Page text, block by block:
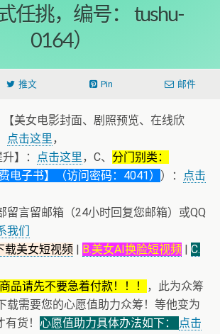
任挑，编号： tushu-
0164）
推文 Pin 邮件
【美女电影封面、剧照预览、在线欣
点击这里，
】：
点击这里，C、 分门别类：
电子书】（访问密码：4041） ）：
点击
言留邮箱（24小时回复您邮箱）或QQ
我们
载美女短视频 | B.美女AI换脸短视频 | C.
品请先不要急着付款！！！
，此为众筹
载需要您的心愿值助力众筹！等他变为
货！ 心愿值助力具体办法如下：
点击